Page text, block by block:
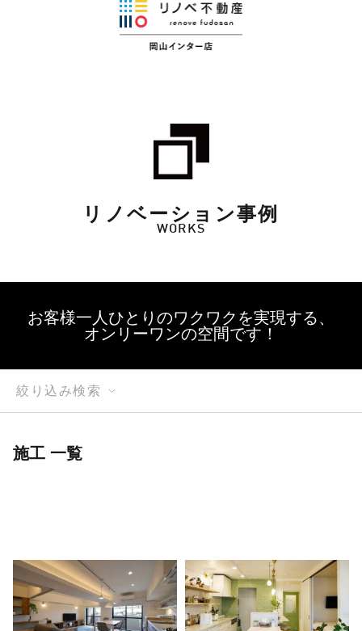
リノベーション事例
WORKS
お客様一人ひとりのワクワクを実現する、
オンリーワンの空間です！
絞り込み検索
施工 一覧